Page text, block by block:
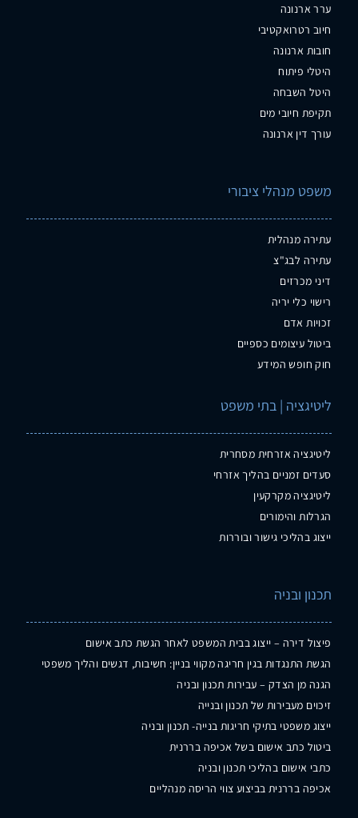
ערר ארנונה
חיוב רטרואקטיבי
חובות ארנונה
היטלי פיתוח
היטל השבחה
תקיפת חיובי מים
עורך דין ארנונה
משפט מנהלי ציבורי
עתירה מנהלית
עתירה לבג"צ
דיני מכרזים
רישוי כלי יריה
זכויות אדם
ביטול עיצומים כספיים
חוק חופש המידע
ליטיגציה | בתי משפט
ליטיגציה אזרחית מסחרית
סעדים זמניים בהליך אזרחי
ליטיגציה מקרקעין
הגרלות והימורים
ייצוג בהליכי גישור ובוררות
תכנון ובניה
פיצול דירה – ייצוג בבית המשפט לאחר הגשת כתב אישום
הגשת התנגדות בגין חריגה מקווי בניין: חשיבות, דגשים והליך משפטי
הגנה מן הצדק – עבירות תכנון ובניה
זיכוים מעבירות של תכנון ובנייה
ייצוג משפטי בתיקי חריגות בנייה- תכנון ובניה
ביטול כתב אישום בשל אכיפה בררנית
כתבי אישום בהליכי תכנון ובניה
אכיפה בררנית בביצוע צווי הריסה מנהליים